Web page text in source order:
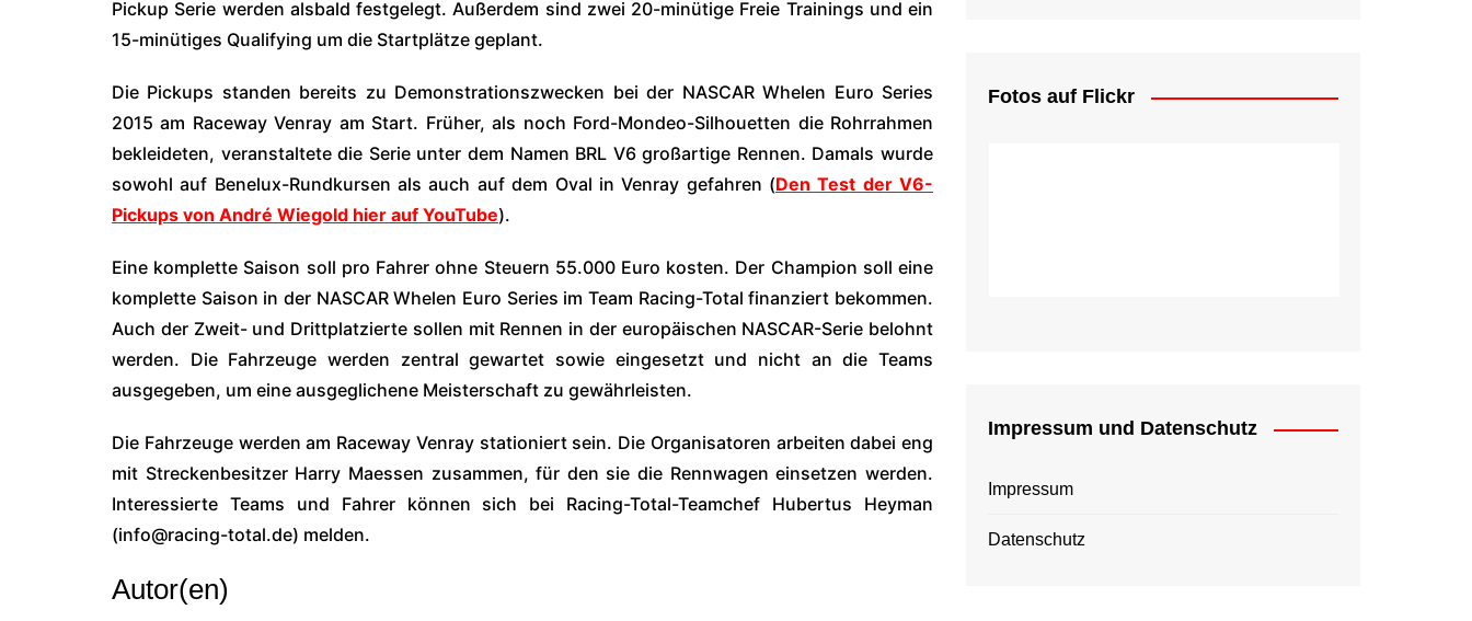
Pickup Serie werden alsbald festgelegt. Außerdem sind zwei 20-minütige Freie Trainings und ein
15-minütiges Qualifying um die Startplätze geplant.
Die Pickups standen bereits zu Demonstrationszwecken bei der NASCAR Whelen Euro Series
2015 am Raceway Venray am Start. Früher, als noch Ford-Mondeo-Silhouetten die Rohrrahmen
bekleideten, veranstaltete die Serie unter dem Namen BRL V6 großartige Rennen. Damals wurde
sowohl auf Benelux-Rundkursen als auch auf dem Oval in Venray gefahren (Den Test der V6-
Pickups von André Wiegold hier auf YouTube).
Eine komplette Saison soll pro Fahrer ohne Steuern 55.000 Euro kosten. Der Champion soll eine
komplette Saison in der NASCAR Whelen Euro Series im Team Racing-Total finanziert bekommen.
Auch der Zweit- und Drittplatzierte sollen mit Rennen in der europäischen NASCAR-Serie belohnt
werden. Die Fahrzeuge werden zentral gewartet sowie eingesetzt und nicht an die Teams
ausgegeben, um eine ausgeglichene Meisterschaft zu gewährleisten.
Die Fahrzeuge werden am Raceway Venray stationiert sein. Die Organisatoren arbeiten dabei eng
mit Streckenbesitzer Harry Maessen zusammen, für den sie die Rennwagen einsetzen werden.
Interessierte Teams und Fahrer können sich bei Racing-Total-Teamchef Hubertus Heyman
(info@racing-total.de) melden.
Autor(en)
Fotos auf Flickr
Impressum und Datenschutz
Impressum
Datenschutz